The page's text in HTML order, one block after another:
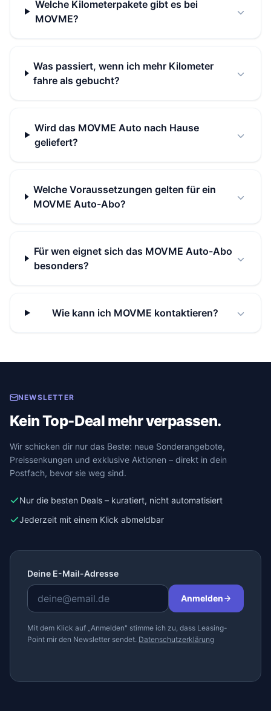
Welche Kilometerpakete gibt es bei
MOVME?
Was passiert, wenn ich mehr Kilometer
fahre als gebucht?
Wird das MOVME Auto nach Hause
geliefert?
Welche Voraussetzungen gelten für ein
MOVME Auto-Abo?
Für wen eignet sich das MOVME Auto-Abo
besonders?
Wie kann ich MOVME kontaktieren?
NEWSLETTER
Kein Top-Deal mehr verpassen.
Wir schicken dir nur das Beste: neue Sonderangebote,
Preissenkungen und exklusive Aktionen – direkt in dein
Postfach, bevor sie weg sind.
Nur die besten Deals – kuratiert, nicht automatisiert
Jederzeit mit einem Klick abmeldbar
Deine E-Mail-Adresse
Anmelden
Mit dem Klick auf „Anmelden" stimme ich zu, dass Leasing-
Point mir den Newsletter sendet. Datenschutzerklärung